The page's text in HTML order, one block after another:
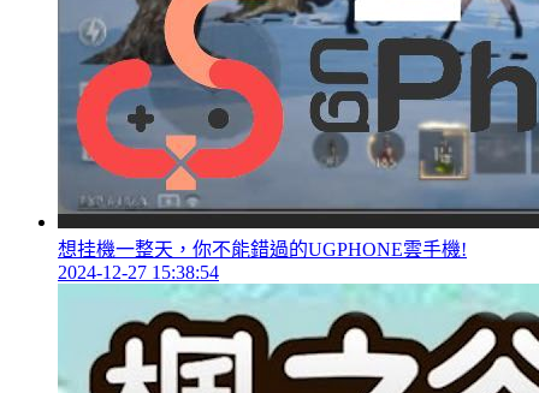
想挂機一整天，你不能錯過的UGPHONE雲手機!
2024-12-27 15:38:54